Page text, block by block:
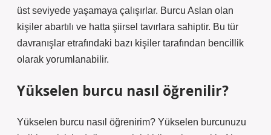
üst seviyede yaşamaya çalışırlar. Burcu Aslan olan
kişiler abartılı ve hatta şiirsel tavırlara sahiptir. Bu tür
davranışlar etrafındaki bazı kişiler tarafından bencillik
olarak yorumlanabilir.
Yükselen burcu nasıl öğrenilir?
Yükselen burcu nasıl öğrenirim? Yükselen burcunuzu